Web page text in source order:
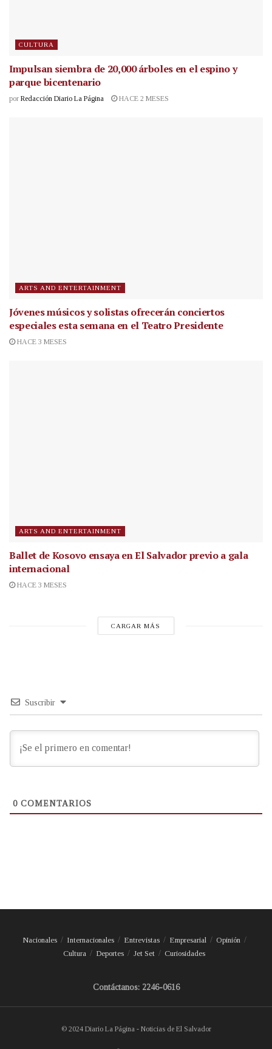
CULTURA
Impulsan siembra de 20,000 árboles en el espino y
parque bicentenario
por Redacción Diario La Página HACE 2 MESES
ARTS AND ENTERTAINMENT
Jóvenes músicos y solistas ofrecerán conciertos
especiales esta semana en el Teatro Presidente
HACE 3 MESES
ARTS AND ENTERTAINMENT
Ballet de Kosovo ensaya en El Salvador previo a gala
internacional
HACE 3 MESES
CARGAR MÁS
Suscribir
0 COMENTARIOS
Nacionales Internacionales Entrevistas Empresarial
Opinión
Cultura
Deportes Jet Set Curiosidades
Contáctanos: 2246-0616
© 2024 Diario La Página - Noticias de El Salvador